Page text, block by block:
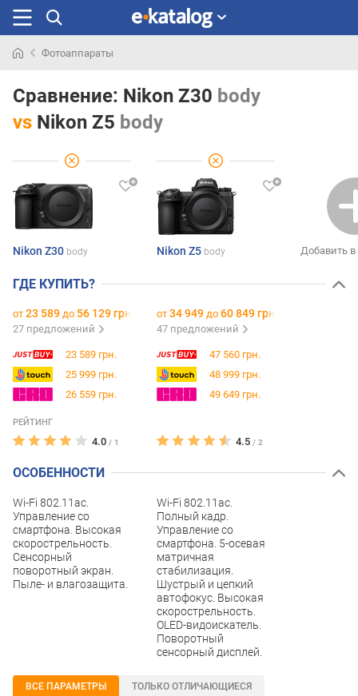
раньше
Фотоаппараты
Сравнение: Nikon Z30 body
vs Nikon Z5 body
Nikon Z30 body Nikon Z5 body Добавить
ГДЕ КУПИТЬ?
от 23 589 до 56 129 грн.
27 предложений
от 34 949 до 60 849 грн.
47 предложений
23 589 грн.
25 999 грн.
26 559 грн.
47 560 грн.
48 999 грн.
49 649 грн.
РЕЙТИНГ
4.0 / 1 4.5 / 2
ОСОБЕННОСТИ
Wi-Fi 802.11ac.
Управление со
смартфона. Высокая
скорострельность.
Сенсорный
поворотный экран.
Пыле- и влагозащита.
Wi-Fi 802.11ac.
Полный кадр.
Управление со
смартфона. 5-осевая
матричная
стабилизация.
Шустрый и цепкий
автофокус. Высокая
скорострельность.
OLED-видоискатель.
Поворотный
сенсорный дисплей.
ВСЕ ПАРАМЕТРЫ ТОЛЬКО ОТЛИЧАЮЩИЕСЯ